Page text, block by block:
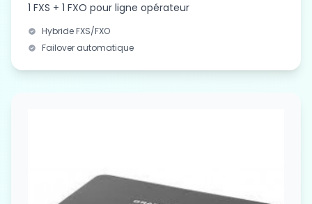
1 FXS + 1 FXO pour ligne opérateur
Hybride FXS/FXO
Failover automatique